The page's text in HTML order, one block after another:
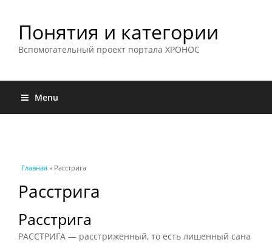
Понятия и категории
Вспомогательный проект портала ХРОНОС
Menu
Вы здесь
Главная » Расстрига
Расстрига
Расстрига
РАССТРИГА — расстриженный, то есть лишенный сана